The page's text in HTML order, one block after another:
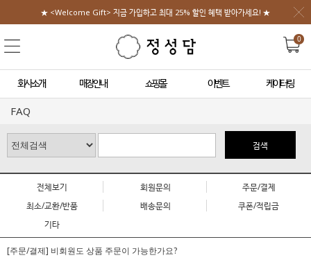
★ <Welcome Gift> 지금 가입하고 최대 25% 할인 혜택 받아가세요! ★
0
회사소개 매장안내 쇼핑몰 이벤트 케이터링
FAQ
검색
전체보기 회원문의
주문/결제
최소/교환/반품
배송문의
쿠폰/적립금
기타
[주문/결제] 비회원도 상품 주문이 가능한가요?